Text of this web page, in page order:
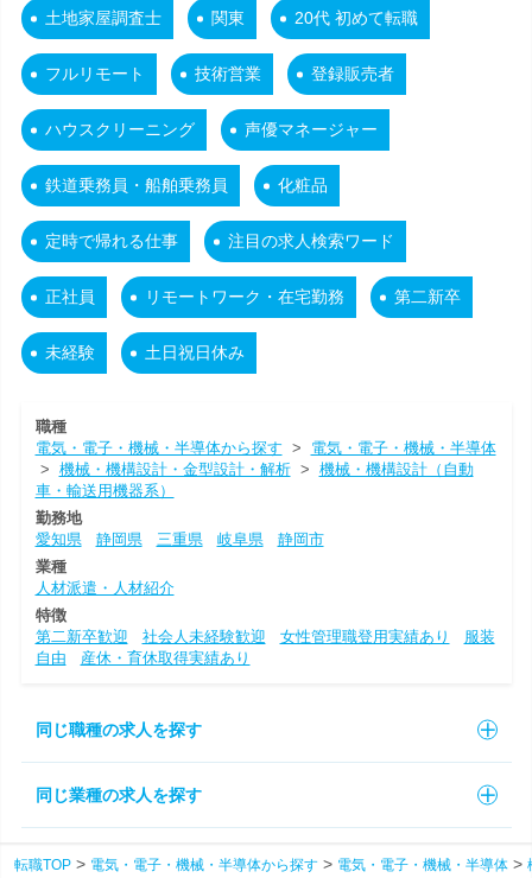
土地家屋調査士 関東 20代 初めて転職
フルリモート 技術営業 登録販売者
ハウスクリーニング 声優マネージャー
鉄道乗務員・船舶乗務員 化粧品
定時で帰れる仕事 注目の求人検索ワード
正社員 リモートワーク・在宅勤務 第二新卒
未経験 土日祝日休み
職種
電気・電子・機械・半導体から探す > 電気・電子・機械・半導体
> 機械・機構設計・金型設計・解析> 機械・機構設計（自動
車・輸送用機器系）
勤務地
愛知県
静岡県 三重県 岐阜県
静岡市
業種
人材派遣・人材紹介
特徴
第二新卒歓迎
社会人未経験歓迎 女性管理職登用実績あり
服装
自由
産休・育休取得実績あり
同じ職種の求人を探す
同じ業種の求人を探す
転職TOP 電気・電子・機械・半導体から探す 電気・電子・機械・半導体